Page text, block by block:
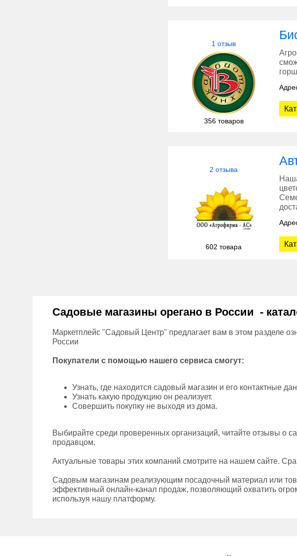
1 отзыв
356 товаров
2 отзыва
602 товара
Садовые магазины орегано в России -
Маркетплейс "Садовый Центр" предлагает вам в этом разделе
России
Покупатели с помощью нашего сервиса смогут:
Узнать, где находится садовый магазин и его контактные
Узнать какую продукцию он реализует.
Совершить покупку не выходя из дома.
Выбирайте среди проверенных организаций, читайте отзывы о
продавцом.
Актуальные товары этих компаний смотрите на нашем сайте.
Садовым магазинам реализующим посадочный материал или
эффективный онлайн-канал продаж, позволяющий охватить
используя нашу платформу.